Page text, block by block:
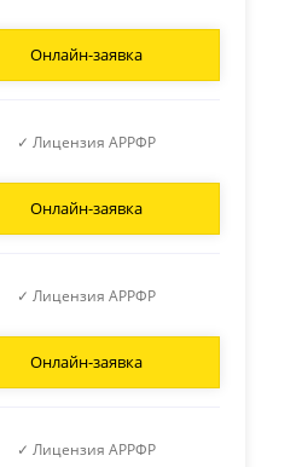
Онлайн-заявка
Онлайн-заявка
✓ Лицензия АРРФР
Онлайн-заявка
✓ Лицензия АРРФР
✓ Лицензия АРРФР